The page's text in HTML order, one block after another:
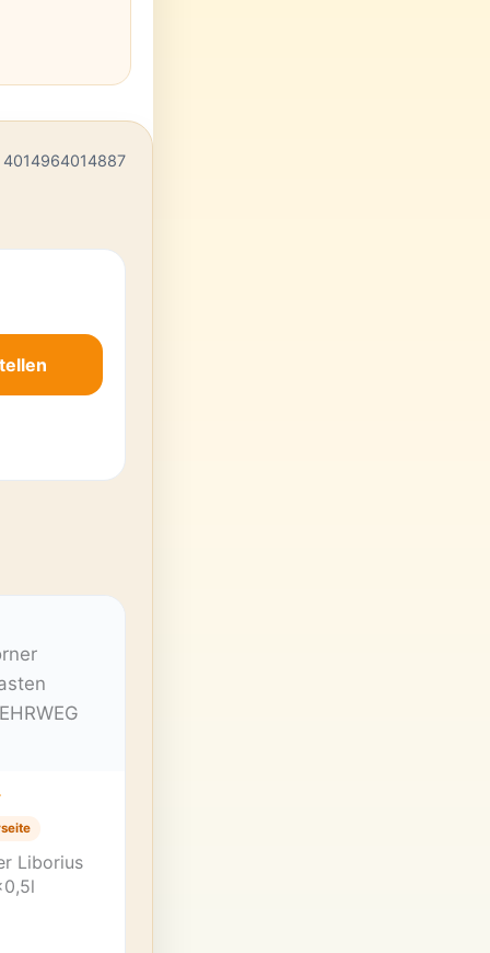
4014964014887
Liborius